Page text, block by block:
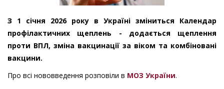
З 1 січня 2026 року в Україні зміниться Календар
профілактичних щеплень - додається щеплення
проти ВПЛ, зміна вакцинації за віком та комбіновані
вакцини.
Про всі нововведення розповіли в МОЗ України.